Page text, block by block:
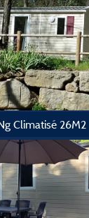
Climatisé 26M2